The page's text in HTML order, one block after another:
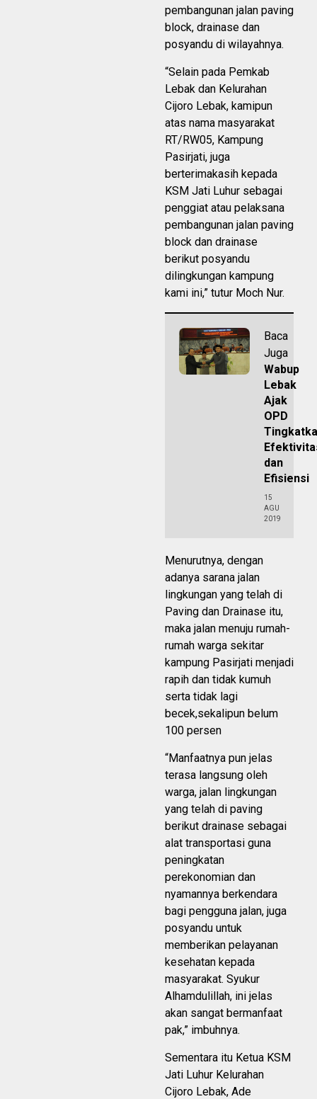
pembangunan jalan paving
block, drainase dan
posyandu di wilayahnya.
“Selain pada Pemkab
Lebak dan Kelurahan
Cijoro Lebak, kamipun
atas nama masyarakat
RT/RW05, Kampung
Pasirjati, juga
berterimakasih kepada
KSM Jati Luhur sebagai
penggiat atau pelaksana
pembangunan jalan paving
block dan drainase
berikut posyandu
dilingkungan kampung
kami ini,” tutur Moch Nur.
Baca
Juga
Wabup
Lebak
Ajak
OPD
dan
Efisiensi
15
AGU
2019
Menurutnya, dengan
adanya sarana jalan
lingkungan yang telah di
Paving dan Drainase itu,
maka jalan menuju rumah-
rumah warga sekitar
kampung Pasirjati menjadi
rapih dan tidak kumuh
serta tidak lagi
becek,sekalipun belum
100 persen
“Manfaatnya pun jelas
terasa langsung oleh
warga, jalan lingkungan
yang telah di paving
berikut drainase sebagai
alat transportasi guna
peningkatan
perekonomian dan
nyamannya berkendara
bagi pengguna jalan, juga
posyandu untuk
memberikan pelayanan
kesehatan kepada
masyarakat. Syukur
Alhamdulillah, ini jelas
akan sangat bermanfaat
pak,” imbuhnya.
Sementara itu Ketua KSM
Jati Luhur Kelurahan
Cijoro Lebak, Ade